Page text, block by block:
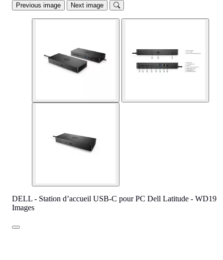
Previous image Next image
DELL - Station d’accueil USB-C pour PC Dell Latitude - WD19
Images